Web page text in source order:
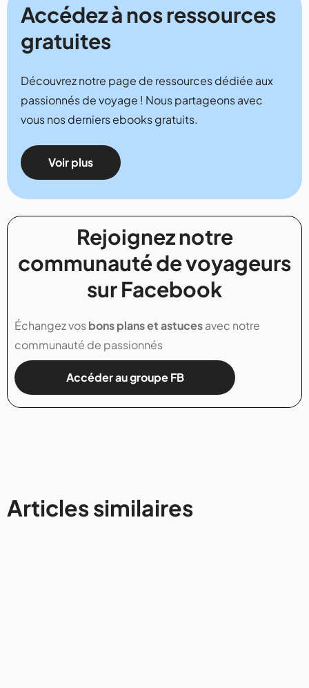
Accédez à nos ressources
gratuites
Découvrez notre page de ressources dédiée aux
passionnés de voyage ! Nous partageons avec
vous nos derniers ebooks gratuits.
Voir plus
Rejoignez notre
communauté de voyageurs
sur Facebook
Échangez vosbons plans et astucesavec notre
communauté de passionnés
Accéder au groupe FB
Articles similaires